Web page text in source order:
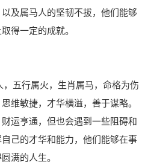
及属马人的坚韧不拔，他们能够
得一定的成就。
，五行属火，生肖属马，命格为伤
维敏捷，才华横溢，善于谋略。
运亨通，但也会遇到一些阻碍和
己的才华和能力，他们能够在事
满的人生。